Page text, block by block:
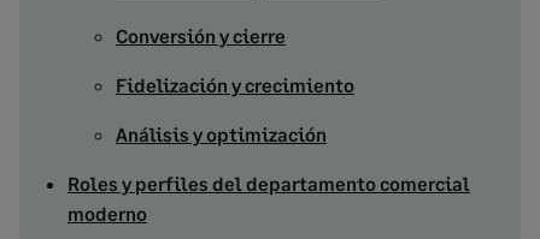
Conversión y cierre
Fidelización y crecimiento
Análisis y optimización
Roles y perfiles del departamento comercial
moderno